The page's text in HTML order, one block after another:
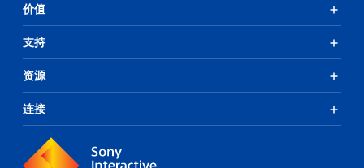
价值
支持
资源
连接